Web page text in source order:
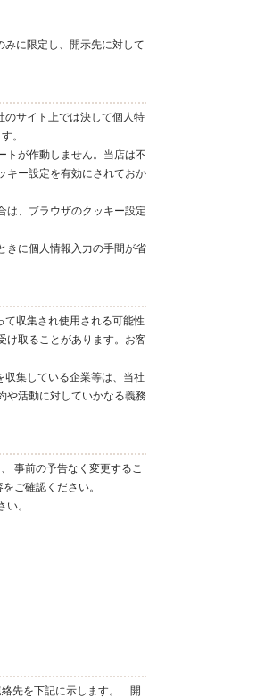
みに限定し、開示先に対して
のサイト上では決して個人特
。
トが作動しません。当店は不
キー設定を有効にされておか
は、ブラウザのクッキー設定
きに個人情報入力の手間が省
て収集され使用される可能性
け取ることがあります。お客
収集している企業等は、当社
や活動に対していかなる義務
事前の予告なく変更するこ
ご確認ください。
。
絡先を下記に示します。 開